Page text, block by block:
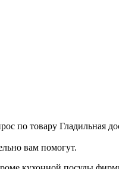
по товару Гладильная
вам помогут.